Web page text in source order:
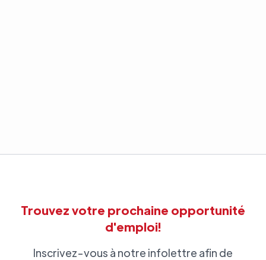
Trouvez votre prochaine opportunité
d'emploi!
Inscrivez-vous à notre infolettre afin de